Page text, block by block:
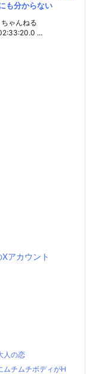
も分からない
ゃんねる
...
アカウント
人の恋
ムチムチボディがH